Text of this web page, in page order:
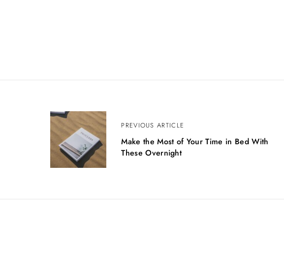
P
t
PREVIOUS ARTICLE
Make the Most of Your Time in Bed With
These Overnight